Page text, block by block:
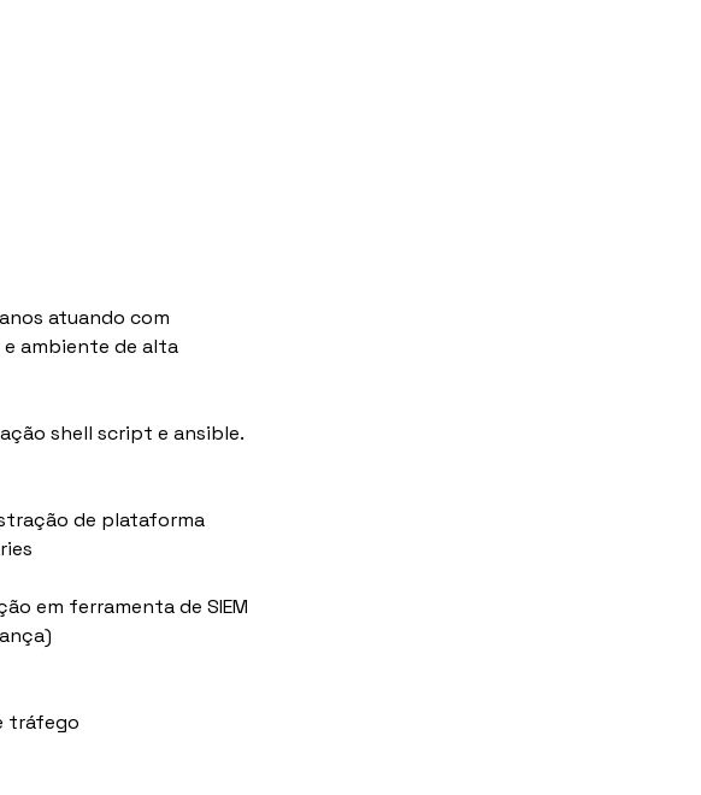
atuando com
ambiente de alta
shell script e ansible.
de plataforma
em ferramenta de SIEM
tráfego